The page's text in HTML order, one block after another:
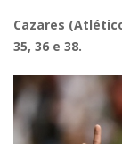
Cazares
35, 36 e 38.